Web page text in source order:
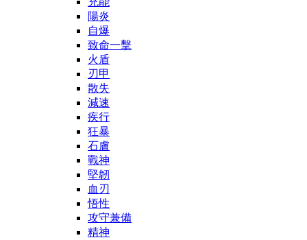
陽炎
自爆
致命一擊
火盾
刃甲
散失
減速
疾行
狂暴
石膚
戰神
堅韌
血刃
悟性
攻守兼備
精神